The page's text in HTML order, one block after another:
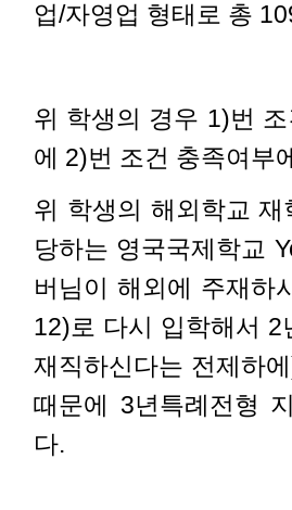
업/자영업 형태로 총
위 학생의 경우 1)번
에 2)번 조건 충족여부
위 학생의 해외학교
당하는 영국국제학교
버님이 해외에 주재하
12)로 다시 입학해서
재직하신다는 전제하
때문에 3년특례전형
다.